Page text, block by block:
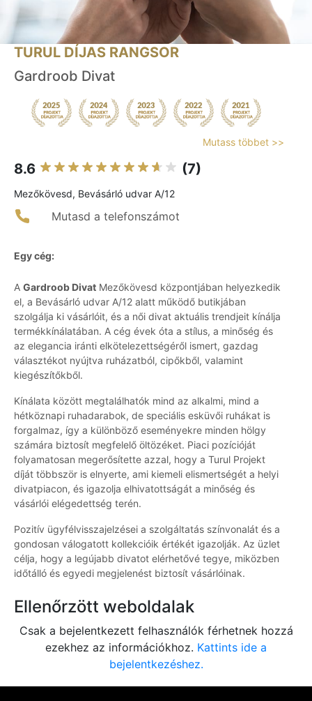
TURUL DÍJAS RANGSOR
Gardroob Divat
Mutass többet >>
8.6 (7)
Mezőkövesd, Bevásárló udvar A/12
Mutasd a telefonszámot
Egy cég:
A Gardroob Divat Mezőkövesd központjában helyezkedik
el, a Bevásárló udvar A/12 alatt működő butikjában
szolgálja ki vásárlóit, és a női divat aktuális trendjeit kínálja
termékkínálatában. A cég évek óta a stílus, a minőség és
az elegancia iránti elkötelezettségéről ismert, gazdag
választékot nyújtva ruházatból, cipőkből, valamint
kiegészítőkből.
Kínálata között megtalálhatók mind az alkalmi, mind a
hétköznapi ruhadarabok, de speciális esküvői ruhákat is
forgalmaz, így a különböző eseményekre minden hölgy
számára biztosít megfelelő öltözéket. Piaci pozícióját
folyamatosan megerősítette azzal, hogy a Turul Projekt
díját többször is elnyerte, ami kiemeli elismertségét a helyi
divatpiacon, és igazolja elhivatottságát a minőség és
vásárlói elégedettség terén.
Pozitív ügyfélvisszajelzései a szolgáltatás színvonalát és a
gondosan válogatott kollekcióik értékét igazolják. Az üzlet
célja, hogy a legújabb divatot elérhetővé tegye, miközben
időtálló és egyedi megjelenést biztosít vásárlóinak.
Ellenőrzött weboldalak
Csak a bejelentkezett felhasználók férhetnek hozzá
ezekhez az információkhoz. Kattints ide a
bejelentkezéshez.